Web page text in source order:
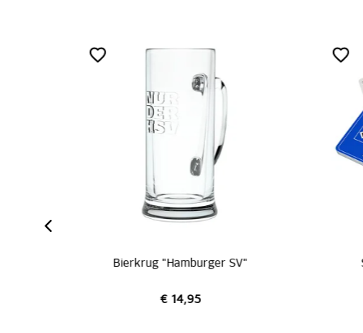
Bierkrug "Hamburger SV"
€ 14,95